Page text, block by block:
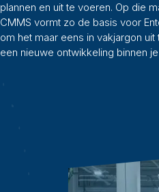
plannen en uit te voeren. Op die
CMMS vormt zo de basis voor
om het maar eens in vakjargon
een nieuwe ontwikkeling binnen